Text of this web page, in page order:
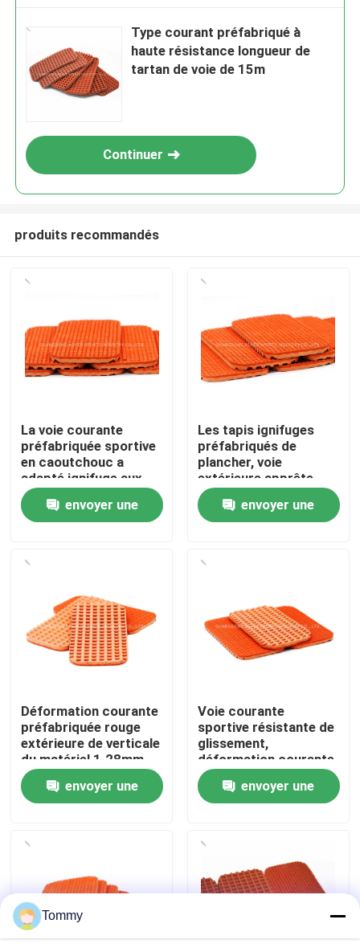
Accueil
À propos de nous
Contrôle de qualité
Nous contacter
Nouvelles
Cas
Demander un devis
Type courant préfabriqué à
haute résistance longueur de
tartan de voie de 15m
Continuer
produits recommandés
La voie courante
préfabriquée sportive
en caoutchouc a
adapté ignifuge aux
besoins du client
envoyer une
Les tapis ignifuges
préfabriqués de
plancher, voie
extérieure apprête
utilisation de piste
envoyer une
Déformation courante
préfabriquée rouge
extérieure de verticale
du matériel 1.28mm
de voie
envoyer une
Voie courante
sportive résistante de
glissement,
déformation courante
en caoutchouc de la
voie 1.28mmenvoyer une
Tommy